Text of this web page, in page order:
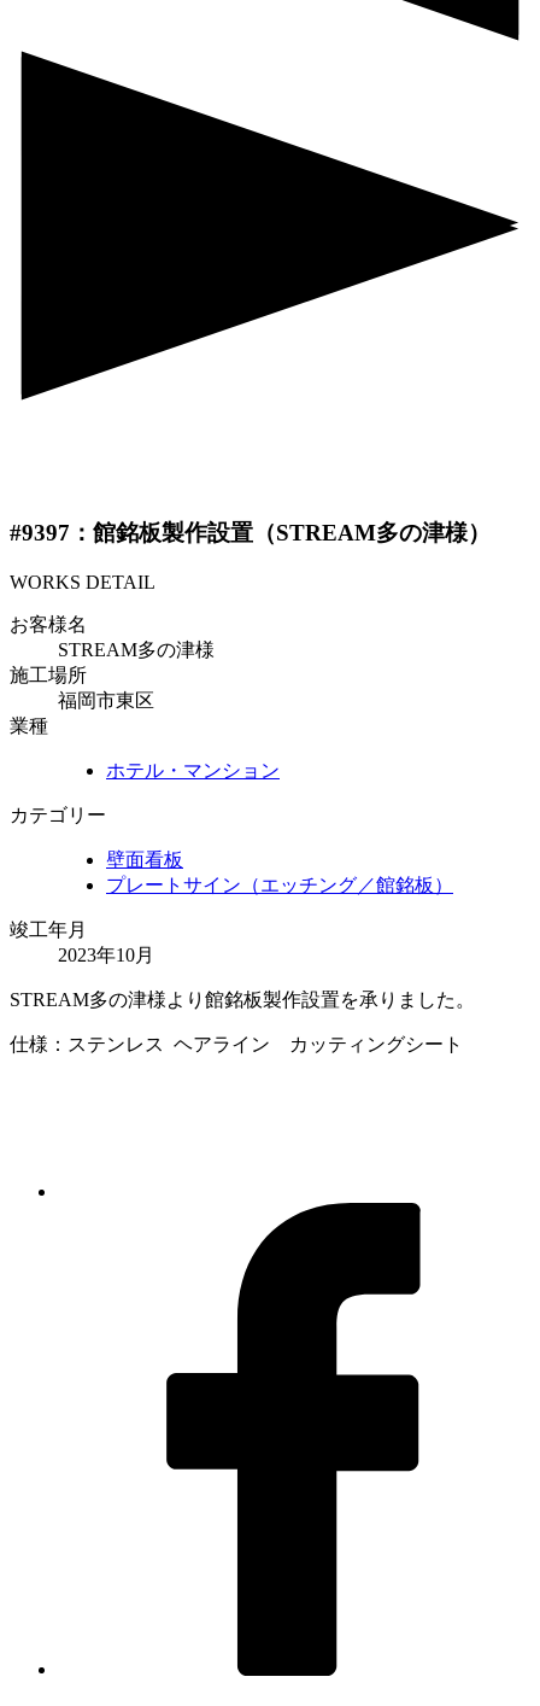
#9397：館銘板製作設置（STREAM多の津様）
WORKS DETAIL
お客様名
STREAM多の津様
施工場所
福岡市東区
業種
ホテル・マンション
カテゴリー
壁面看板
プレートサイン（エッチング／館銘板）
竣工年月
2023年10月
STREAM多の津様より館銘板製作設置を承りました。
仕様：ステンレス ヘアライン カッティングシート